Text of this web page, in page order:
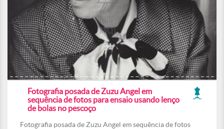
Fotografia posada de Zuzu Angel em
sequência de fotos para ensaio usando lenço
de bolas no pescoço
Fotografia posada de Zuzu Angel em sequência de fotos